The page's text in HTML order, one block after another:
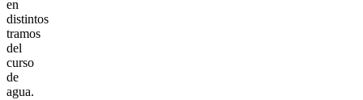
en
distintos
tramos
del
curso
de
agua.